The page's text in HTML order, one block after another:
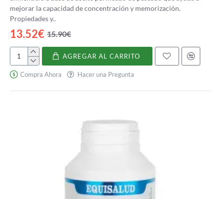
mejorar la capacidad de concentración y memorización.
Propiedades y..
13.52€ 15.90€
Osito
sanito
pescado
omega
AGREGAR AL CARRITO
Compra Ahora Hacer una Pregunta